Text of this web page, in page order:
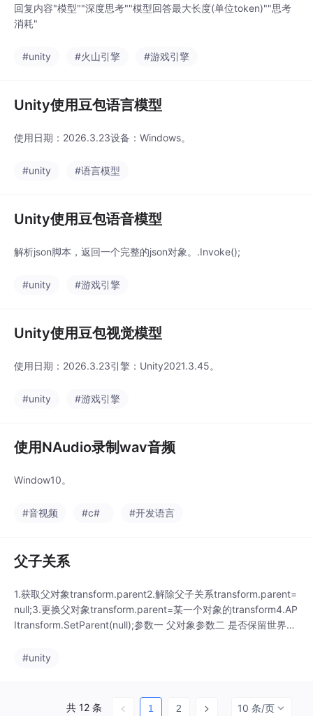
回复内容"模型""深度思考""模型回答最大长度(单位token)""思考
消耗"
#unity #火山引擎 #游戏引擎
Unity使用豆包语言模型
使用日期：2026.3.23设备：Windows。
#unity #语言模型
Unity使用豆包语音模型
解析json脚本，返回一个完整的json对象。.Invoke();
#unity #游戏引擎
Unity使用豆包视觉模型
使用日期：2026.3.23引擎：Unity2021.3.45。
#unity #游戏引擎
使用NAudio录制wav音频
Window10。
#音视频 #c# #开发语言
父子关系
1.获取父对象transform.parent2.解除父子关系transform.parent=
null;3.更换父对象transform.parent=某一个对象的transform4.AP
Itransform.SetParent(null);参数一 父对象参数二 是否保留世界坐
在世界坐标系中的位置和角度不改变 在监视窗口中
#unity
共 12 条 1 2 10 条/页